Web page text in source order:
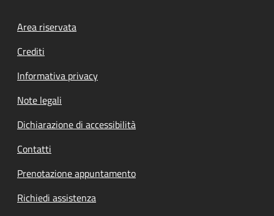
Footer menu
Area riservata
Crediti
Informativa privacy
Note legali
Dichiarazione di accessibilità
Contatti
Prenotazione appuntamento
Richiedi assistenza